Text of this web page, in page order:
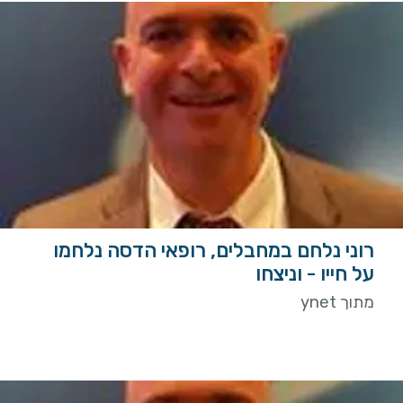
רוני נלחם במחבלים, רופאי הדסה נלחמו
על חייו - וניצחו
מתוך ynet